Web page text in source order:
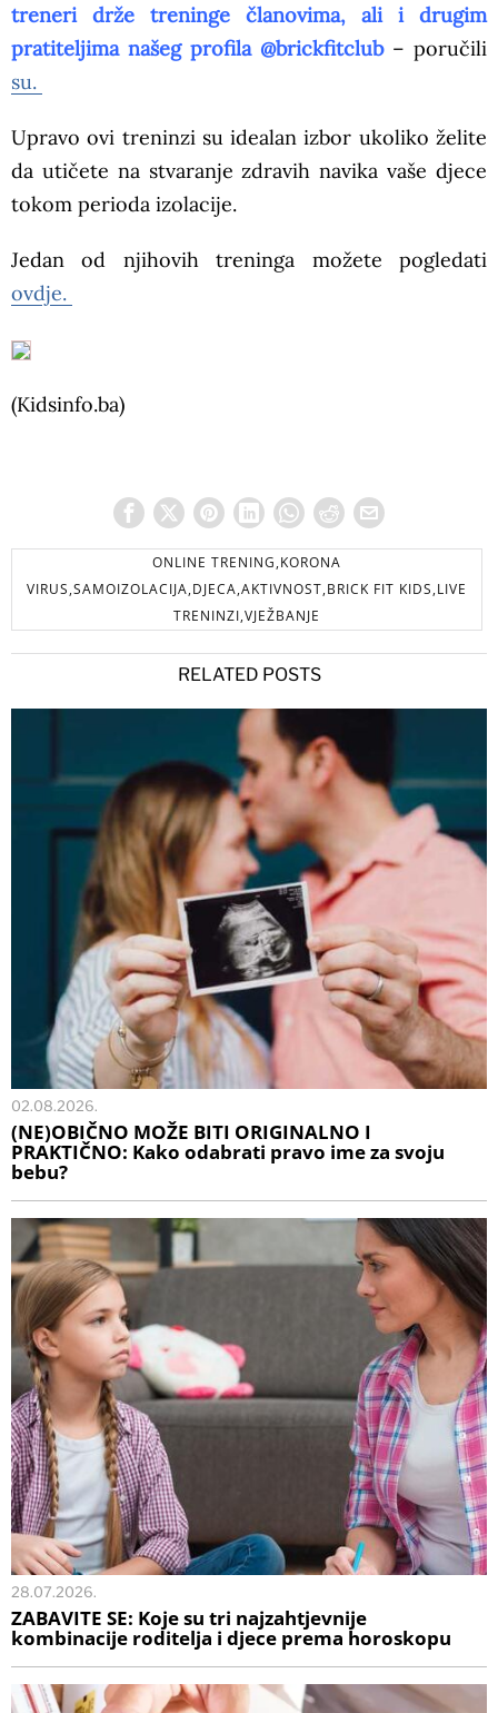
treneri drže treninge članovima, ali i drugim
pratiteljima našeg profila @brickfitclub– poručili
su.
Upravo ovi treninzi su idealan izbor ukoliko želite
da utičete na stvaranje zdravih navika vaše djece
tokom perioda izolacije.
Jedan od njihovih treninga možete pogledati
ovdje.
(Kidsinfo.ba)
ONLINE TRENING,KORONA
VIRUS,SAMOIZOLACIJA,DJECA,AKTIVNOST,BRICK FIT KIDS,LIVE
TRENINZI,VJEŽBANJE
RELATED POSTS
02.08.2026.
(NE)OBIČNO MOŽE BITI ORIGINALNO I
PRAKTIČNO: Kako odabrati pravo ime za svoju
bebu?
28.07.2026.
ZABAVITE SE: Koje su tri najzahtjevnije
kombinacije roditelja i djece prema horoskopu